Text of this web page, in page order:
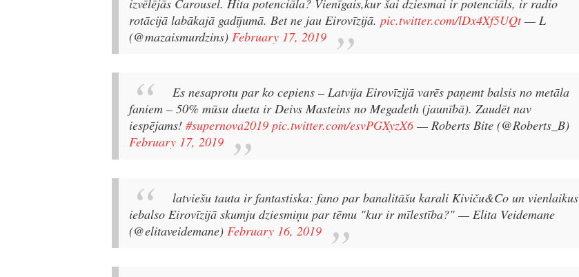
izvēlējās Carousel. Hita potenciāla? Vienīgais,kur šai dziesmai ir potenciāls, ir radio
rotācijā labākajā gadījumā. Bet ne jau Eirovīzijā. pic.twitter.com/lDx4Xf5UQt — L
(@mazaismurdzins) February 17, 2019
Es nesaprotu par ko cepiens – Latvija Eirovīzijā varēs paņemt balsis no metāla
faniem – 50% mūsu dueta ir Deivs Masteins no Megadeth (jaunībā). Zaudēt nav
iespējams! #supernova2019 pic.twitter.com/esvPGXyzX6 — Roberts Bite (@Roberts_B)
February 17, 2019
latviešu tauta ir fantastiska: fano par banalitāšu karali Kiviču&Co un vienlaikus
iebalso Eirovīzijā skumju dziesmiņu par tēmu "kur ir mīlestība?" — Elita Veidemane
(@elitaveidemane) February 16, 2019